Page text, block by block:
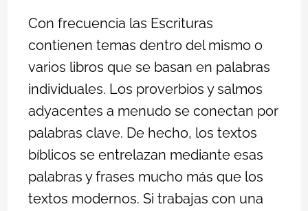
Con frecuencia las Escrituras
contienen temas dentro del mismo o
varios libros que se basan en palabras
individuales. Los proverbios y salmos
adyacentes a menudo se conectan por
palabras clave. De hecho, los textos
bíblicos se entrelazan mediante esas
palabras y frases mucho más que los
textos modernos. Si trabajas con una